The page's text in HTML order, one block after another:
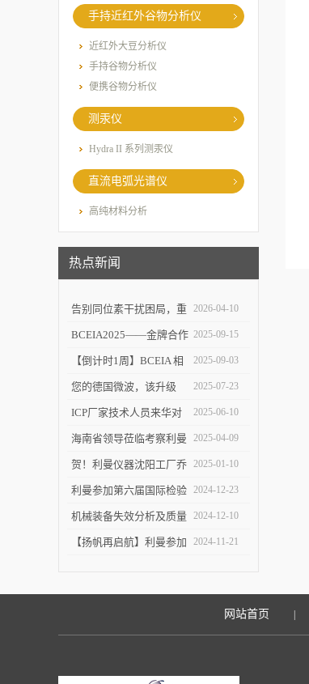
手持近红外谷物分析仪
近红外大豆分析仪
手持谷物分析仪
便携谷物分析仪
测汞仪
Hydra II 系列测汞仪
直流电弧光谱仪
高纯材料分析
热点新闻
告别同位素干扰困局，重
塑 ICP-MS 分析新境界！
2026-04-10
BCEIA2025——金牌合作
伙伴的见证
2025-09-15
【倒计时1周】BCEIA 相
约利曼 不见不散 9.10-12
2025-09-03
您的德国微波，该升级
了！
2025-07-23
ICP厂家技术人员来华对
利曼进行培训
2025-06-10
海南省领导莅临考察利曼
仪器沈阳工厂
2025-04-09
贺！利曼仪器沈阳工厂乔
迁新址
2025-01-10
利曼参加第六届国际检验
检测技术与装备博览会
2024-12-23
机械装备失效分析及质量
改进技术交流会在陕举办
2024-12-10
【扬帆再启航】利曼参加
展
2024-11-21
网站首页